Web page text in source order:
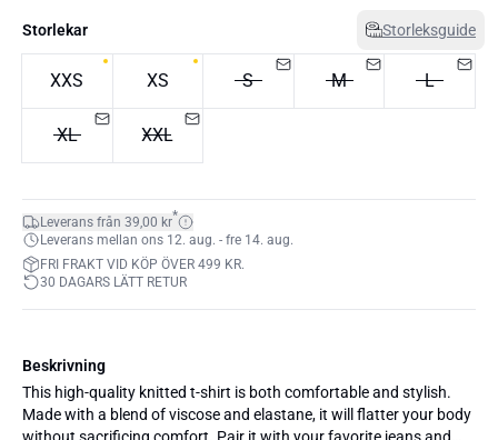
Storlekar Storleksguide
XXS XS S M L
XL XXL
Leverans från 39,00 kr*
Leverans mellan ons 12. aug. - fre 14. aug.
FRI FRAKT VID KÖP ÖVER 499 KR.
30 DAGARS LÄTT RETUR
Beskrivning
This high-quality knitted t-shirt is both comfortable and stylish.
Made with a blend of viscose and elastane, it will flatter your body
without sacrificing comfort. Pair it with your favorite jeans and